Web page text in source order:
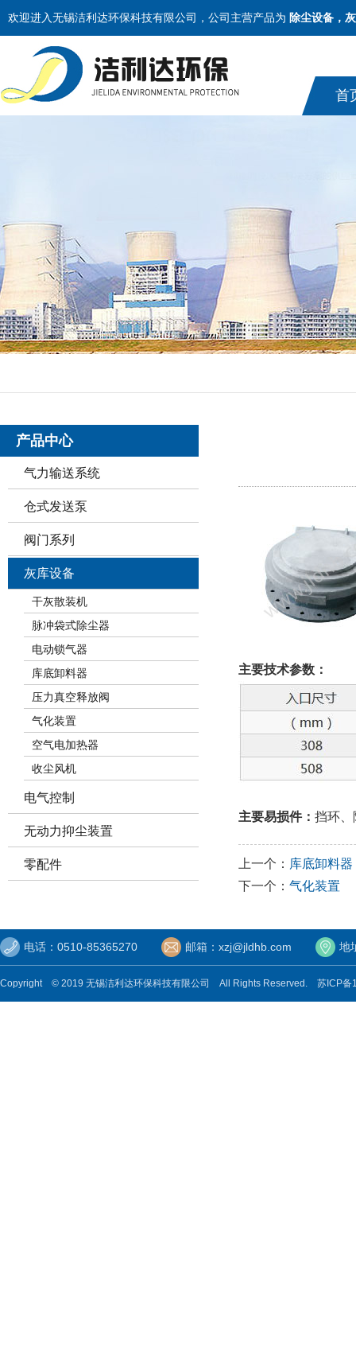
欢迎进入无锡洁利达环保科技有限公司，公司主营产品为 除尘设备，
首
产品中心
气力输送系统
仓式发送泵
阀门系列
灰库设备
干灰散装机
脉冲袋式除尘器
电动锁气器
库底卸料器
压力真空释放阀
气化装置
空气电加热器
收尘风机
电气控制
无动力抑尘装置
零配件
主要技术参数：
主要易损件： 挡环、
上一个： 库底卸料器
下一个： 气化装置
电话：0510-85365270 邮箱：xzj@jldhb.com 地
Copyright © 2019 无锡洁利达环保科技有限公司 All Rights Reserved. 苏ICP